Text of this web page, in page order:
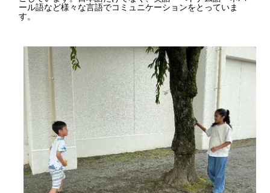
ール語など様々な言語でコミュニケーションをとっていま
す。